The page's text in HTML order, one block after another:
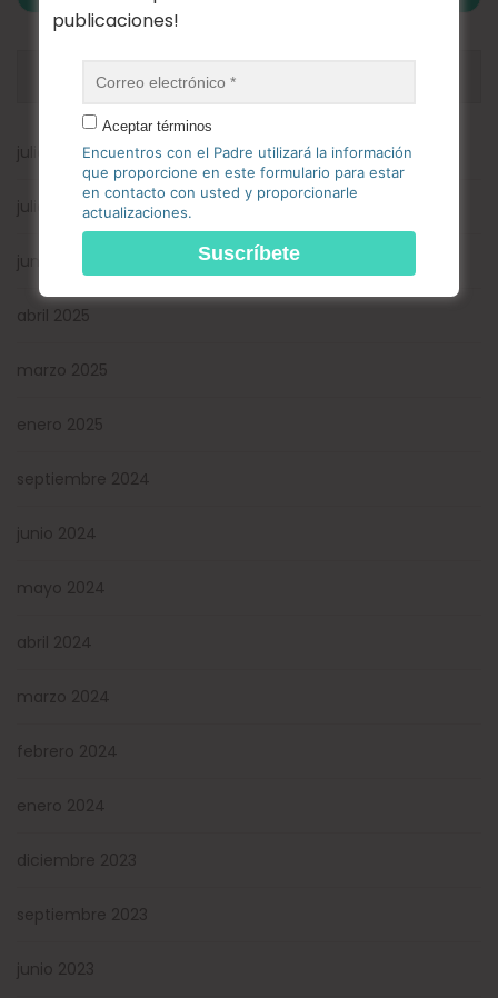
ARCHIVOS
julio 2026
julio 2025
junio 2025
abril 2025
marzo 2025
enero 2025
septiembre 2024
junio 2024
mayo 2024
abril 2024
marzo 2024
febrero 2024
enero 2024
diciembre 2023
septiembre 2023
junio 2023
publicaciones!
Aceptar términos
Encuentros con el Padre utilizará la información
que proporcione en este formulario para estar
en contacto con usted y proporcionarle
actualizaciones.